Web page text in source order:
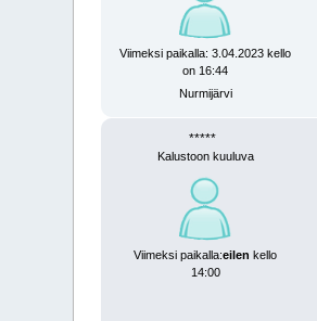
Viimeksi paikalla: 3.04.2023 kello
on 16:44
Nurmijärvi
*****
Kalustoon kuuluva
Viimeksi paikalla:eilen kello
14:00